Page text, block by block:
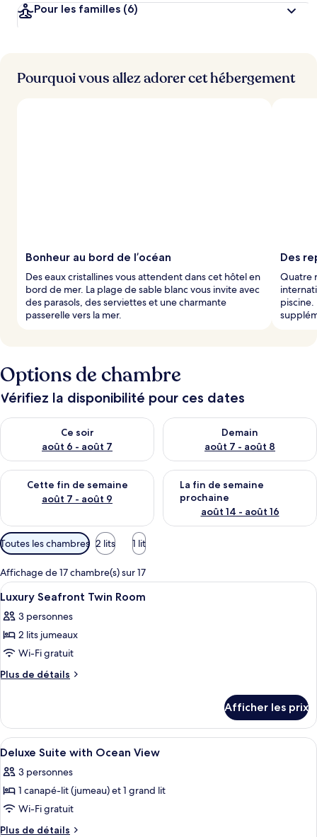
Pour les familles (6)
Pourquoi vous allez adorer cet hébergement
Bonheur au bord de l’océan
Des eaux cristallines vous attendent dans cet hôtel en
bord de mer. La plage de sable blanc vous invite avec
des parasols, des serviettes et une charmante
passerelle vers la mer.
Des
Quatre
Options de chambre
Vérifiez la disponibilité pour ces dates
Ce soir
août 6 - août 7
Vérifier la disponibilité pour ce soir août 6 - août 7
Demain
août 7 - août 8
Vérifier la disponibilité pour
Cette fin de semaine
août 7 - août 9
Vérifier la disponibilité pour cette fin de semaine août 7 -
La fin de semaine
prochaine
août 14 - août 16
Vérifier la disponibilité pour
Filtres
disponibles
pour
les
chambres
Toutes les chambres 2 lits 1 lit
Affichage de 17 chambre(s) sur 17
Afficher
toutes
les
photos
pour
ce
chambre :
Luxury
Seafront
Twin
Room
Une chambre d’hôtel avec deux
4
Luxury Seafront Twin Room
3 personnes
2 lits jumeaux
Wi-Fi gratuit
Plus de détails
Plus
Luxury
Seafront
Twin
Afficher les prix
Afficher
toutes
les
photos
pour
ce
Une chambre d’hôtel avec un lit, un
4
Deluxe Suite with Ocean View
3 personnes
1 canapé-lit (jumeau) et 1 grand lit
Wi-Fi gratuit
Plus de détails
Plus